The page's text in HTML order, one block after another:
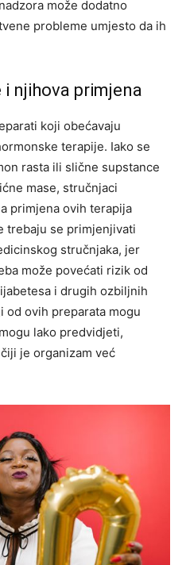
može dodatno
probleme umjesto da ih
njihova primjena
koji obećavaju
terapije. Iako se
rasta ili slične supstance
mase, stručnjaci
primjena ovih terapija
trebaju se primjenjivati
stručnjaka, jer
može povećati rizik od
i drugih ozbiljnih
od ovih preparata mogu
lako predvidjeti,
je organizam već